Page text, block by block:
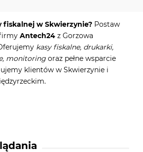
fiskalnej w Skwierzynie? Postaw
Antech24 z Gorzowa
kasy fiskalne, drukarki,
monitoring oraz pełne wsparcie
klientów w Skwierzynie i